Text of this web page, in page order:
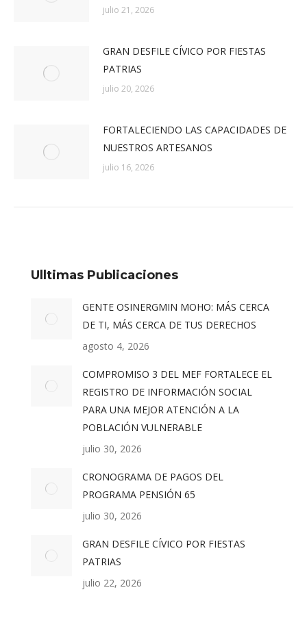
julio 21, 2026
GRAN DESFILE CÍVICO POR FIESTAS
PATRIAS
julio 20, 2026
FORTALECIENDO LAS CAPACIDADES DE
NUESTROS ARTESANOS
julio 16, 2026
Ulltimas Publicaciones
GENTE OSINERGMIN MOHO: MÁS CERCA
DE TI, MÁS CERCA DE TUS DERECHOS
agosto 4, 2026
COMPROMISO 3 DEL MEF FORTALECE EL
REGISTRO DE INFORMACIÓN SOCIAL
PARA UNA MEJOR ATENCIÓN A LA
POBLACIÓN VULNERABLE
julio 30, 2026
CRONOGRAMA DE PAGOS DEL
PROGRAMA PENSIÓN 65
julio 30, 2026
GRAN DESFILE CÍVICO POR FIESTAS
PATRIAS
julio 22, 2026